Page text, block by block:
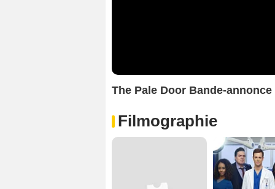
The Pale Door Bande-annonce
Filmographie